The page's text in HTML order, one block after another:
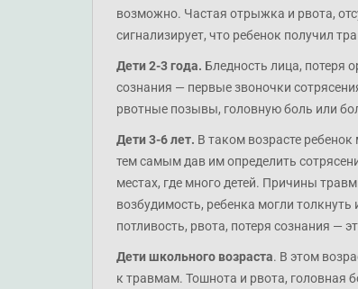
возможно. Частая отрыжка и рвота,
сигнализирует, что ребенок получил
Дети 2-3 года. Бледность лица, потеря
сознания — первые звоночки
рвотные позывы, головную боль или
Дети 3-6 лет. В таком возрасте ребенок
тем самым дав им определить
местах, где много детей. Причины
возбудимость, ребенка могли
потливость, рвота, потеря сознания —
Дети школьного возраста. В этом
к травмам. Тошнота и рвота, головная